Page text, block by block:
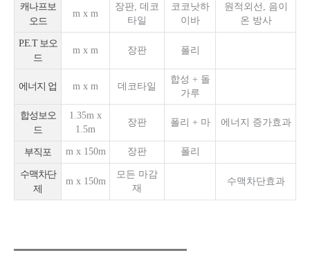
캐나프보
오드
m x m
장판, 데코
타일
코코낫하
이바
원적외선, 음이
온 방사
P.E.T 보오
드
m x m 장판 폴리
에너지 업 m x m 데코타일
합성 + 돌
가루
합성보오
드
1.35m x
1.5m
장판 폴리 + 마 에너지 증가효과
부직포 m x 150m 장판 폴리
수맥차단
제
m x 150m
모든 마감
재
수맥차단효과